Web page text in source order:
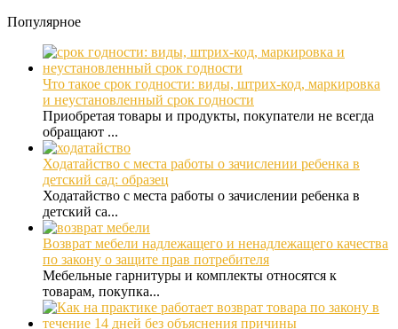
Популярное
Что такое срок годности: виды, штрих-код, маркировка
и неустановленный срок годности
Приобретая товары и продукты, покупатели не всегда
обращают ...
Ходатайство с места работы о зачислении ребенка в
детский сад: образец
Ходатайство с места работы о зачислении ребенка в
детский са...
Возврат мебели надлежащего и ненадлежащего качества
по закону о защите прав потребителя
Мебельные гарнитуры и комплекты относятся к
товарам, покупка...